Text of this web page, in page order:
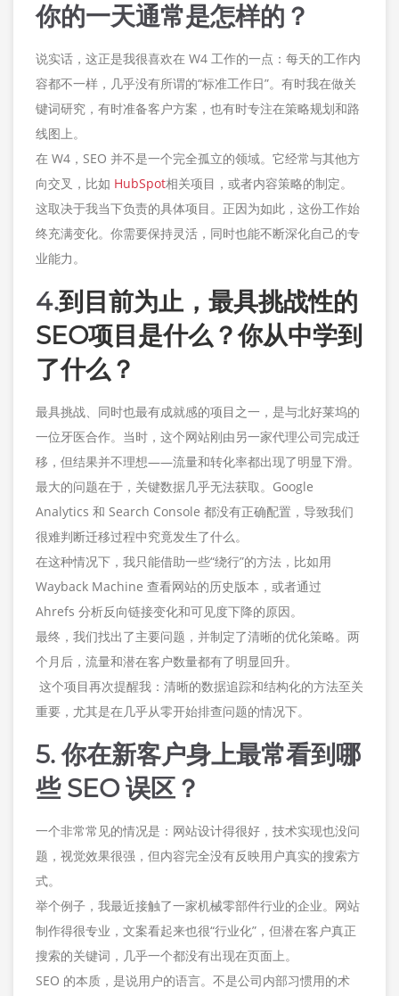
你的一天通常是怎样的？
说实话，这正是我很喜欢在 W4 工作的一点：每天的工作内
容都不一样，几乎没有所谓的“标准工作日”。有时我在做关
键词研究，有时准备客户方案，也有时专注在策略规划和路
线图上。
在 W4，SEO 并不是一个完全孤立的领域。它经常与其他方
向交叉，比如 HubSpot相关项目，或者内容策略的制定。
这取决于我当下负责的具体项目。正因为如此，这份工作始
终充满变化。你需要保持灵活，同时也能不断深化自己的专
业能力。
4.到目前为止，最具挑战性的
SEO项目是什么？你从中学到
了什么？
最具挑战、同时也最有成就感的项目之一，是与北好莱坞的
一位牙医合作。当时，这个网站刚由另一家代理公司完成迁
移，但结果并不理想——流量和转化率都出现了明显下滑。
最大的问题在于，关键数据几乎无法获取。Google
Analytics 和 Search Console 都没有正确配置，导致我们
很难判断迁移过程中究竟发生了什么。
在这种情况下，我只能借助一些“绕行”的方法，比如用
Wayback Machine 查看网站的历史版本，或者通过
Ahrefs 分析反向链接变化和可见度下降的原因。
最终，我们找出了主要问题，并制定了清晰的优化策略。两
个月后，流量和潜在客户数量都有了明显回升。
这个项目再次提醒我：清晰的数据追踪和结构化的方法至关
重要，尤其是在几乎从零开始排查问题的情况下。
5. 你在新客户身上最常看到哪
些 SEO 误区？
一个非常常见的情况是：网站设计得很好，技术实现也没问
题，视觉效果很强，但内容完全没有反映用户真实的搜索方
式。
举个例子，我最近接触了一家机械零部件行业的企业。网站
制作得很专业，文案看起来也很“行业化”，但潜在客户真正
搜索的关键词，几乎一个都没有出现在页面上。
SEO 的本质，是说用户的语言。不是公司内部习惯用的术